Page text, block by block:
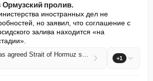
Ормузский пролив.
иностранных дел не
но заявил, что соглашение с
залива находится «на
Iran says it has agreed Strait of Hormuz shipping route with Oman +1